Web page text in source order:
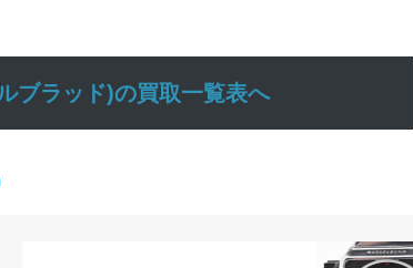
ブラッド)の買取一覧表へ